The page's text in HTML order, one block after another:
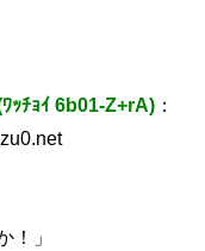
ｯﾁｮｲ 6b01-Z+rA) ：
！」